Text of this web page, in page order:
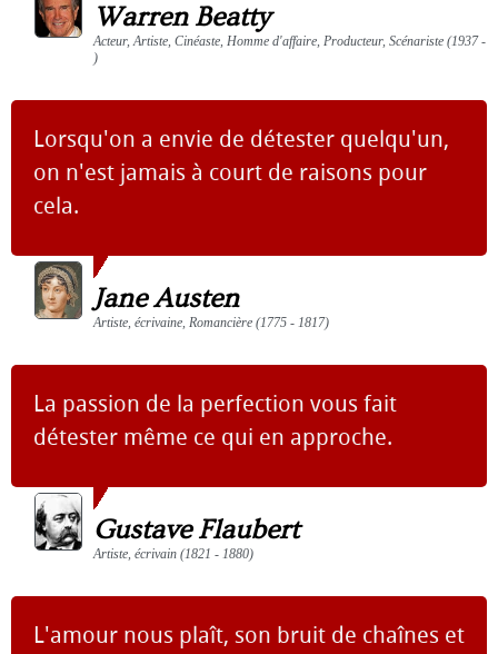
Warren Beatty
Acteur, Artiste, Cinéaste, Homme d'affaire, Producteur, Scénariste (1937 -
)
Lorsqu'on a envie de détester quelqu'un,
on n'est jamais à court de raisons pour
cela.
Jane Austen
Artiste, écrivaine, Romancière (1775 - 1817)
La passion de la perfection vous fait
détester même ce qui en approche.
Gustave Flaubert
Artiste, écrivain (1821 - 1880)
L'amour nous plaît, son bruit de chaînes et